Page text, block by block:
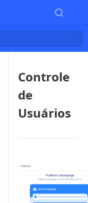
Controle
de
Usuários